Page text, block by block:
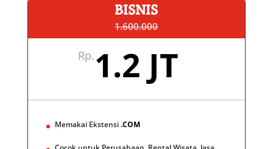
BISNIS
1.600.000
Rp.1.2 JT
Memakai Ekstensi.COM